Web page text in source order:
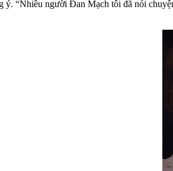
ý. “Nhiều người Đan Mạch tôi đã nói